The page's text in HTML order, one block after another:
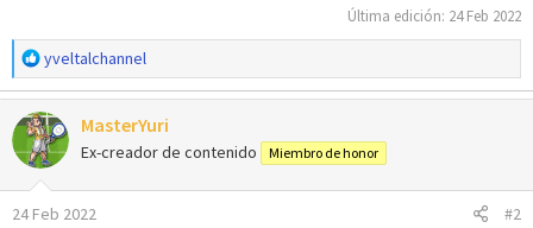
Última edición: 24 Feb 2022
R
e
a
c
c
i
o
n
yveltalchannel
MasterYuri
Ex-creador de contenido Miembro de honor
24 Feb 2022 #2